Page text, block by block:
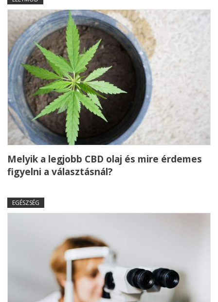
Melyik a legjobb CBD olaj és mire érdemes
figyelni a választásnál?
EGÉSZSÉG